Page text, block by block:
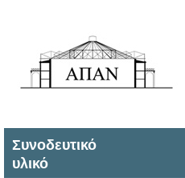
Συνοδευτικό
υλικό